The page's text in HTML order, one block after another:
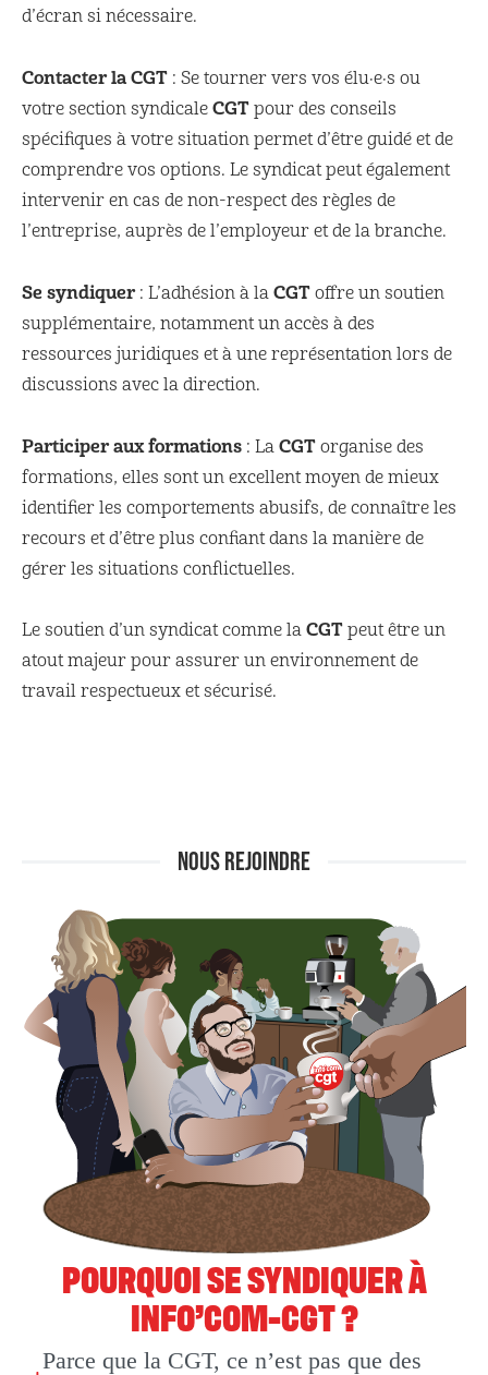
d’écran si nécessaire.
Contacter la CGT : Se tourner vers vos élu·e·s ou
votre section syndicale CGT pour des conseils
spécifiques à votre situation permet d’être guidé et de
comprendre vos options. Le syndicat peut également
intervenir en cas de non-respect des règles de
l’entreprise, auprès de l’employeur et de la branche.
Se syndiquer : L’adhésion à la CGT offre un soutien
supplémentaire, notamment un accès à des
ressources juridiques et à une représentation lors de
discussions avec la direction.
Participer aux formations : La CGT organise des
formations, elles sont un excellent moyen de mieux
identifier les comportements abusifs, de connaître les
recours et d’être plus confiant dans la manière de
gérer les situations conflictuelles.
Le soutien d’un syndicat comme la CGT peut être un
atout majeur pour assurer un environnement de
travail respectueux et sécurisé.
NOUS REJOINDRE
POURQUOI SE SYNDIQUER À
INFO’COM-CGT ?
Parce que la CGT, ce n’est pas que des